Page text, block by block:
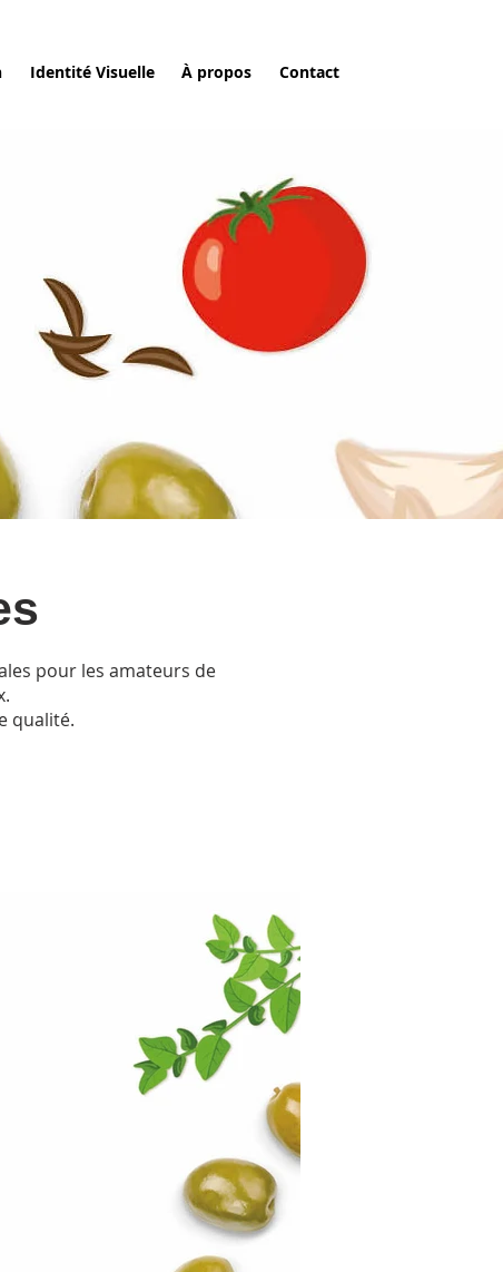
Identité Visuelle À propos Contact
pour les amateurs de
qualité.